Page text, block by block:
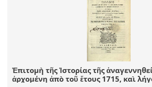
Ἐπιτομὴ τῆς Ἱστορίας τῆς
ἀρχομένη ἀπὸ τοῦ ἔτους 1715, καὶ